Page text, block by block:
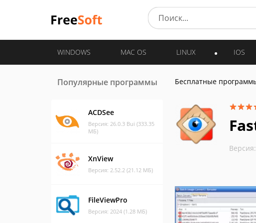
WINDOWS MAC OS LINUX IOS
Популярные программы
ACDSee
Версия: 26.0.3 Bui (333.35
МБ)
XnView
Версия: 2.52.2 (21.12 МБ)
FileViewPro
Версия: 2024 (1.28 МБ)
Бесплатные
Версия: